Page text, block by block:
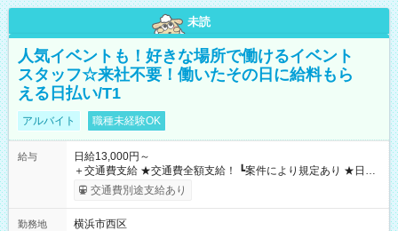
未読
人気イベントも！好きな場所で働けるイベント
スタッフ☆来社不要！働いたその日に給料もら
える日払い/T1
アルバイト 職種未経験OK
給与
日給13,000円～
＋交通費支給 ★交通費全額支給！ ┗案件により規定あり ★日払
いOK！（規定あり） ┗働いたその日に現金GET♪ お仕事後はコ
ンビニATMから 日払い分を引き落とせます！ 【試用期間】試
交通費別途支給あり
勤務地
横浜市西区